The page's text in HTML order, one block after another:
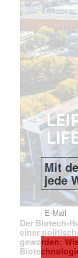
Der Biotech-
einer
geworden: